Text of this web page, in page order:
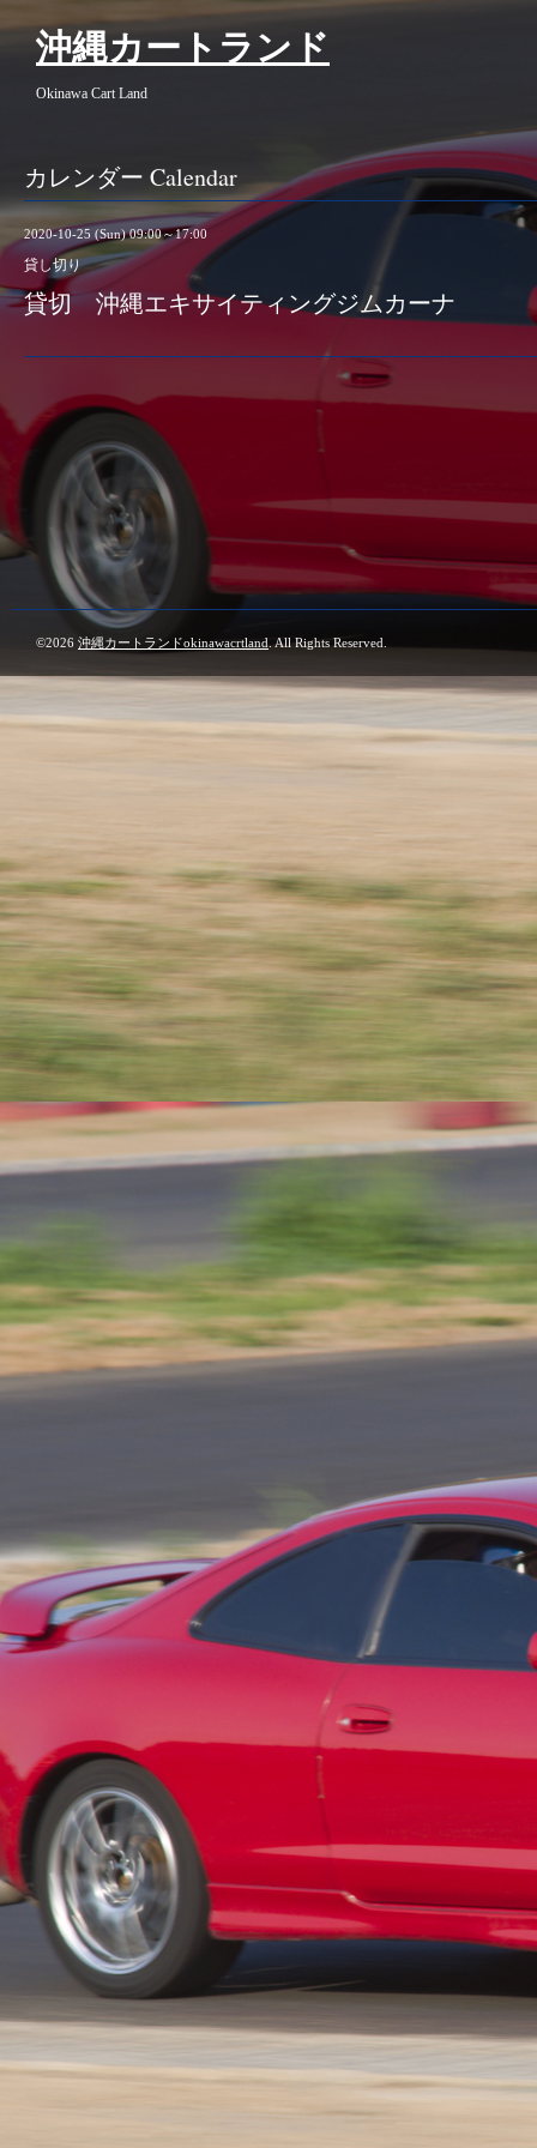
沖縄カートランド
Okinawa Cart Land
カレンダー Calendar
2020-10-25 (Sun) 09:00～17:00
貸し切り
貸切 沖縄エキサイティングジムカーナ
©2026 沖縄カートランドokinawacrtland . All Rights Reserved.